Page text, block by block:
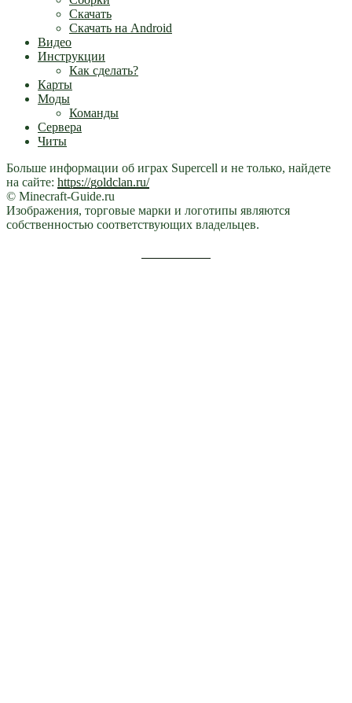
Скачать
Скачать на Android
Видео
Инструкции
Как сделать?
Карты
Моды
Команды
Сервера
Читы
Больше информации об играх Supercell и не только, найдете
на сайте: https://goldclan.ru/
© Minecraft-Guide.ru
Изображения, торговые марки и логотипы являются
собственностью соответствующих владельцев.